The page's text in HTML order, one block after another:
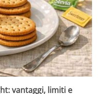
vantaggi, limiti e